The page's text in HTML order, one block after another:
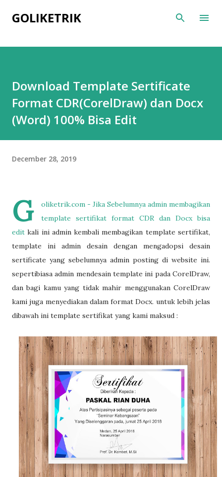
Skip to main content
GOLIKETRIK
Download Template Sertificate
Format CDR(CorelDraw) dan Docx
(Word) 100% Bisa Edit
December 28, 2019
G
oliketrik.com - Jika Sebelumnya admin membagikan
template sertifikat format CDR dan Docx bisa
edit kali ini admin kembali membagikan template sertifikat,
template ini admin desain dengan mengadopsi desain
sertificate yang sebelumnya admin posting di website ini.
sepertibiasa admin mendesain template ini pada CorelDraw,
dan bagi kamu yang tidak mahir menggunakan CorelDraw
kami juga menyediakan dalam format Docx. untuk lebih jelas
dibawah ini template sertifikat yang kami maksud :